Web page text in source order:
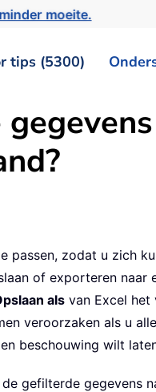
moeite.
tips (5300)
zodat u zich
of exporteren
als van Excel het
veroorzaken als u
beschouwing wilt
gefilterde gegevens